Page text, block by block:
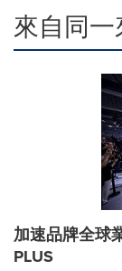
來自同
加速品牌全球
PLUS